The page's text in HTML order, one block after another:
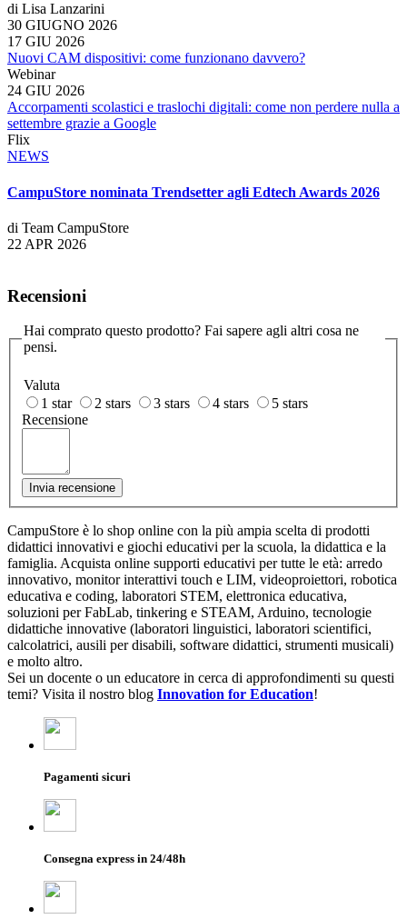
di Lisa Lanzarini
30 GIUGNO 2026
17 GIU 2026
Nuovi CAM dispositivi: come funzionano davvero?
Webinar
24 GIU 2026
Accorpamenti scolastici e traslochi digitali: come non perdere nulla a
settembre grazie a Google
Flix
NEWS
CampuStore nominata Trendsetter agli Edtech Awards 2026
di Team CampuStore
22 APR 2026
Recensioni
Hai comprato questo prodotto? Fai sapere agli altri cosa ne
pensi.
Valuta
1 star
2 stars 3 stars 4 stars
5 stars
Recensione
Invia recensione
CampuStore è lo shop online con la più ampia scelta di prodotti
didattici innovativi e giochi educativi per la scuola, la didattica e la
famiglia. Acquista online supporti educativi per tutte le età: arredo
innovativo, monitor interattivi touch e LIM, videoproiettori, robotica
educativa e coding, laboratori STEM, elettronica educativa,
soluzioni per FabLab, tinkering e STEAM, Arduino, tecnologie
didattiche innovative (laboratori linguistici, laboratori scientifici,
calcolatrici, ausili per disabili, software didattici, strumenti musicali)
e molto altro.
Sei un docente o un educatore in cerca di approfondimenti su questi
temi? Visita il nostro blog Innovation for Education!
Pagamenti sicuri
Consegna express in 24/48h